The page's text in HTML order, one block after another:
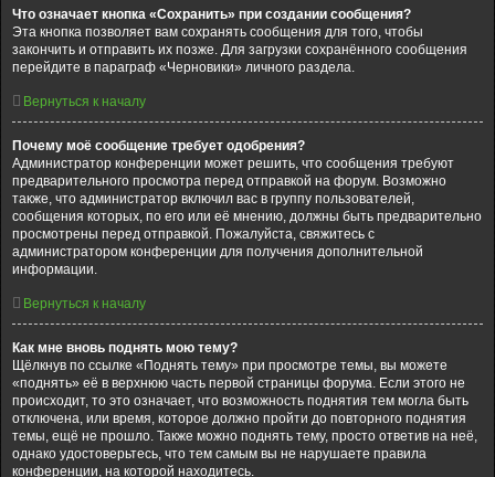
Что означает кнопка «Сохранить» при создании сообщения?
Эта кнопка позволяет вам сохранять сообщения для того, чтобы
закончить и отправить их позже. Для загрузки сохранённого сообщения
перейдите в параграф «Черновики» личного раздела.
Вернуться к началу
Почему моё сообщение требует одобрения?
Администратор конференции может решить, что сообщения требуют
предварительного просмотра перед отправкой на форум. Возможно
также, что администратор включил вас в группу пользователей,
сообщения которых, по его или её мнению, должны быть предварительно
просмотрены перед отправкой. Пожалуйста, свяжитесь с
администратором конференции для получения дополнительной
информации.
Вернуться к началу
Как мне вновь поднять мою тему?
Щёлкнув по ссылке «Поднять тему» при просмотре темы, вы можете
«поднять» её в верхнюю часть первой страницы форума. Если этого не
происходит, то это означает, что возможность поднятия тем могла быть
отключена, или время, которое должно пройти до повторного поднятия
темы, ещё не прошло. Также можно поднять тему, просто ответив на неё,
однако удостоверьтесь, что тем самым вы не нарушаете правила
конференции, на которой находитесь.